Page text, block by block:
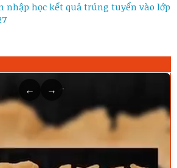
nhập học kết quả trúng tuyển vào lớp
← →